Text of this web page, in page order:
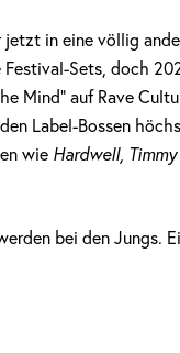
in eine völlig
Sets, doch
Mind“ auf Rave
Label-Bossen
wie Hardwell,
bei den Jungs.